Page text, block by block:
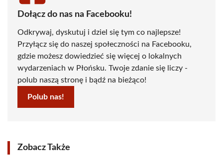
Dołącz do nas na Facebooku!
Odkrywaj, dyskutuj i dziel się tym co najlepsze!
Przyłącz się do naszej społeczności na Facebooku,
gdzie możesz dowiedzieć się więcej o lokalnych
wydarzeniach w Płońsku. Twoje zdanie się liczy -
polub naszą stronę i bądź na bieżąco!
Polub nas!
Zobacz Także